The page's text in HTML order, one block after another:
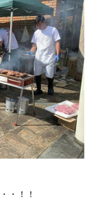
・！！